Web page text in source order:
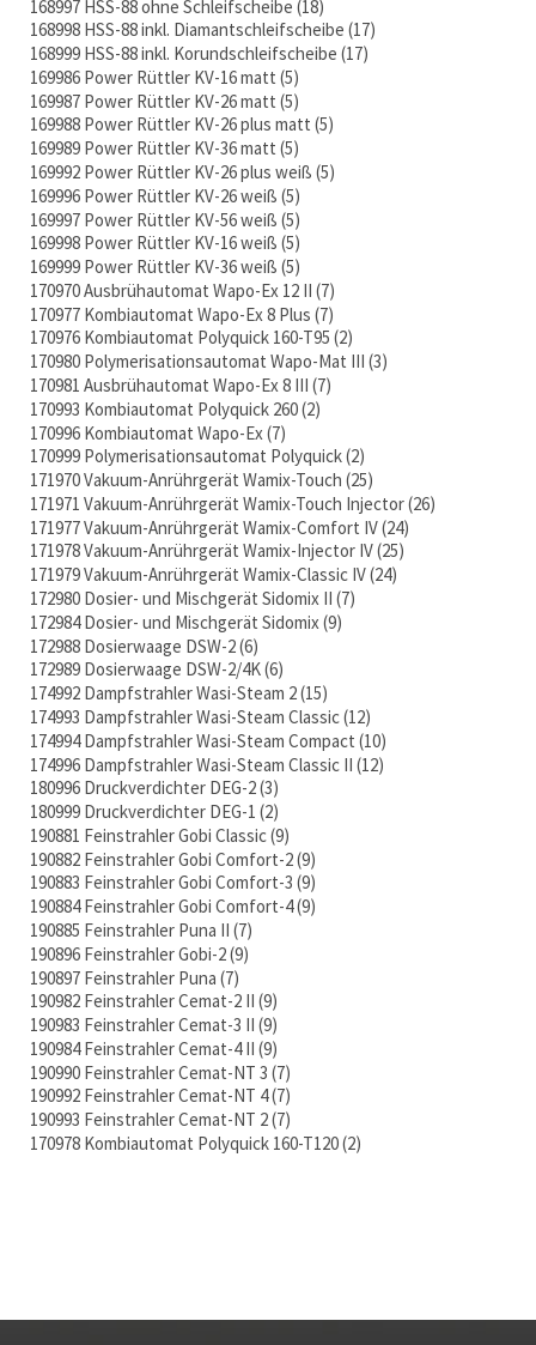
168997 HSS-88 ohne Schleifscheibe 18
168998 HSS-88 inkl. Diamantschleifscheibe 17
168999 HSS-88 inkl. Korundschleifscheibe 17
169986 Power Rüttler KV-16 matt 5
169987 Power Rüttler KV-26 matt 5
169988 Power Rüttler KV-26 plus matt 5
169989 Power Rüttler KV-36 matt 5
169992 Power Rüttler KV-26 plus weiß 5
169996 Power Rüttler KV-26 weiß 5
169997 Power Rüttler KV-56 weiß 5
169998 Power Rüttler KV-16 weiß 5
169999 Power Rüttler KV-36 weiß 5
170970 Ausbrühautomat Wapo-Ex 12 II 7
170977 Kombiautomat Wapo-Ex 8 Plus 7
170976 Kombiautomat Polyquick 160-T95 2
170980 Polymerisationsautomat Wapo-Mat III 3
170981 Ausbrühautomat Wapo-Ex 8 III 7
170993 Kombiautomat Polyquick 260 2
170996 Kombiautomat Wapo-Ex 7
170999 Polymerisationsautomat Polyquick 2
171970 Vakuum-Anrührgerät Wamix-Touch 25
171971 Vakuum-Anrührgerät Wamix-Touch Injector 26
171977 Vakuum-Anrührgerät Wamix-Comfort IV 24
171978 Vakuum-Anrührgerät Wamix-Injector IV 25
171979 Vakuum-Anrührgerät Wamix-Classic IV 24
172980 Dosier- und Mischgerät Sidomix II 7
172984 Dosier- und Mischgerät Sidomix 9
172988 Dosierwaage DSW-2 6
172989 Dosierwaage DSW-2/4K 6
174992 Dampfstrahler Wasi-Steam 2 15
174993 Dampfstrahler Wasi-Steam Classic 12
174994 Dampfstrahler Wasi-Steam Compact 10
174996 Dampfstrahler Wasi-Steam Classic II 12
180996 Druckverdichter DEG-2 3
180999 Druckverdichter DEG-1 2
190881 Feinstrahler Gobi Classic 9
190882 Feinstrahler Gobi Comfort-2 9
190883 Feinstrahler Gobi Comfort-3 9
190884 Feinstrahler Gobi Comfort-4 9
190885 Feinstrahler Puna II 7
190896 Feinstrahler Gobi-2 9
190897 Feinstrahler Puna 7
190982 Feinstrahler Cemat-2 II 9
190983 Feinstrahler Cemat-3 II 9
190984 Feinstrahler Cemat-4 II 9
190990 Feinstrahler Cemat-NT 3 7
190992 Feinstrahler Cemat-NT 4 7
190993 Feinstrahler Cemat-NT 2 7
170978 Kombiautomat Polyquick 160-T120 2